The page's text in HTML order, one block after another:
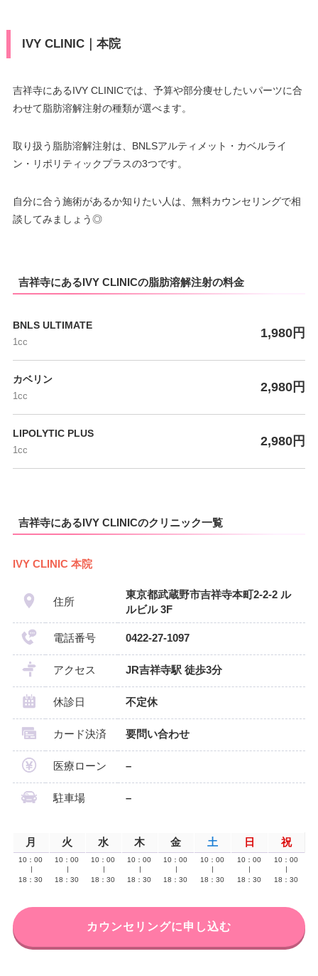
IVY CLINIC｜本院
吉祥寺にあるIVY CLINICでは、予算や部分痩せしたいパーツに合
わせて脂肪溶解注射の種類が選べます。
取り扱う脂肪溶解注射は、BNLSアルティメット・カベルライ
ン・リポリティックプラスの3つです。
自分に合う施術があるか知りたい人は、無料カウンセリングで相
談してみましょう◎
吉祥寺にあるIVY CLINICの脂肪溶解注射の料金
BNLS ULTIMATE
1cc
1,980円
カベリン
1cc
2,980円
LIPOLYTIC PLUS
1cc
2,980円
吉祥寺にあるIVY CLINICのクリニック一覧
IVY CLINIC 本院
住所
東京都武蔵野市吉祥寺本町2-2-2 ル
ルビル 3F
電話番号 0422-27-1097
アクセス JR吉祥寺駅 徒歩3分
休診日 不定休
カード決済 要問い合わせ
医療ローン –
駐車場 –
月 火 水 木 金 土 日 祝
10：00
18：30
10：00
18：30
10：00
18：30
10：00
18：30
10：00
18：30
10：00
18：30
10：00
18：30
10：00
18：30
カウンセリングに申し込む